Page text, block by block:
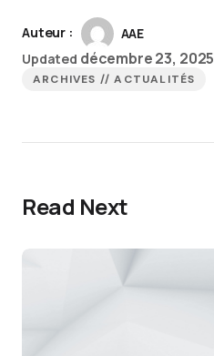
Auteur :
AAE
Updated décembre 23, 2025
ARCHIVES // ACTUALITÉS
Read Next